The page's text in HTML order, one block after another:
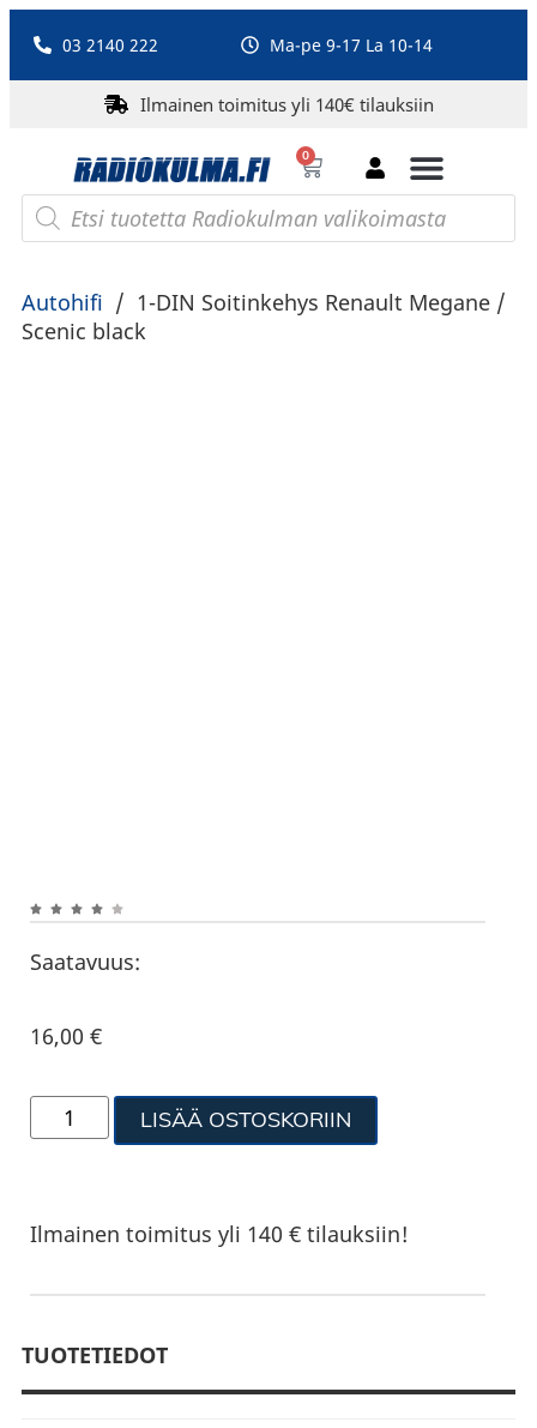
03 2140 222 Ma-pe 9-17 La 10-14
Ilmainen toimitus yli 140€ tilauksiin
0
Autohifi / 1-DIN Soitinkehys Renault Megane /
Scenic black
Saatavuus:
16,00€
LISÄÄ OSTOSKORIIN
Ilmainen toimitus yli 140 € tilauksiin!
TUOTETIEDOT